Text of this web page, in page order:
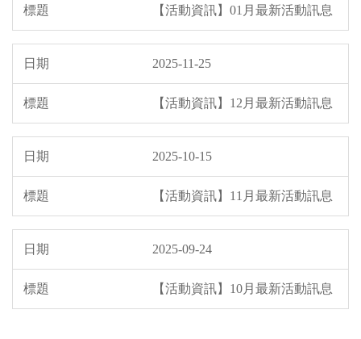
【活動資訊】01月最新活動訊息
2025-11-25
【活動資訊】12月最新活動訊息
2025-10-15
【活動資訊】11月最新活動訊息
2025-09-24
【活動資訊】10月最新活動訊息